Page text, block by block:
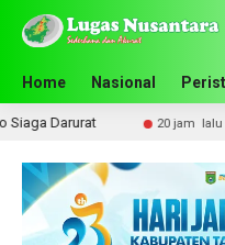
Home Nasional
20 jam lalu Komisi III